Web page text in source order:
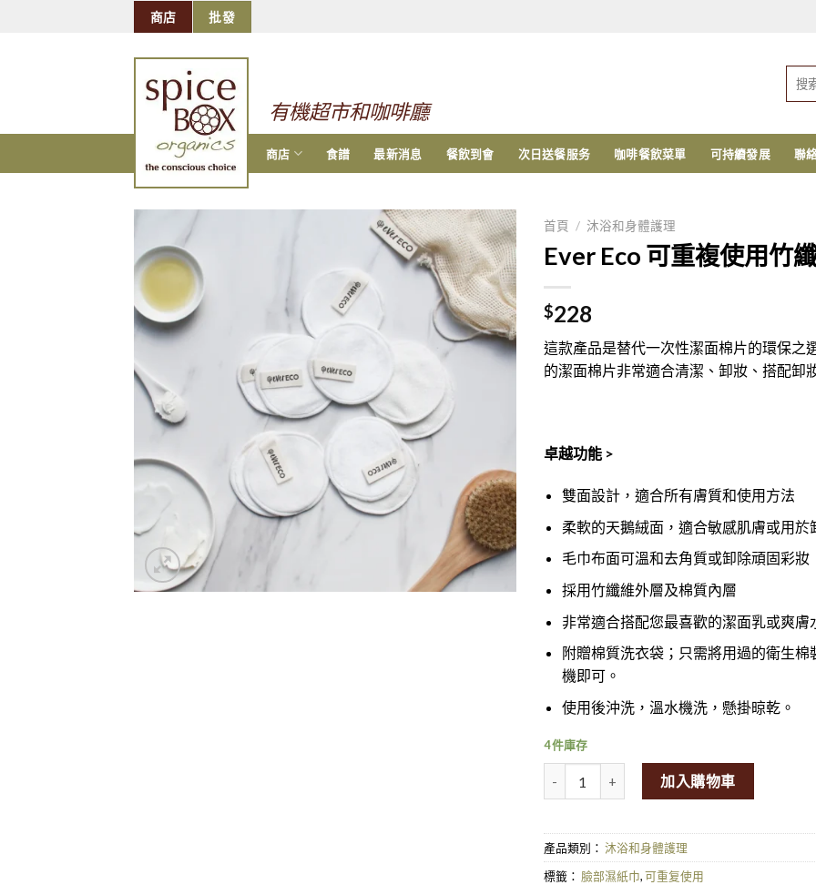
商店 批發
有機超市和咖啡廳
索：
商店 食譜 最新消息 餐飲到會 次日送餐服务 咖啡餐飲菜單 可持續發展 聯
首頁 / 沐浴和身體護理
Ever Eco 可重複使用竹
$228
這款產品是替代一次性潔面棉片的環保之
的潔面棉片非常適合清潔、卸妝、搭配卸
卓越功能 >
雙面設計，適合所有膚質和使用方法
柔軟的天鵝絨面，適合敏感肌膚或用於
毛巾布面可溫和去角質或卸除頑固彩妝
採用竹纖維外層及棉質內層
非常適合搭配您最喜歡的潔面乳或爽膚
附贈棉質洗衣袋；只需將用過的衛生
機即可。
使用後沖洗，溫水機洗，懸掛晾乾。
4 件庫存
Ever Eco Reusable Bamboo Facial Pads - 10
加入購物車
產品類別： 沐浴和身體護理
標籤： 臉部濕紙巾,可重复使用